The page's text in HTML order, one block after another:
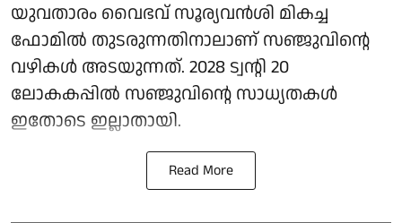
യുവതാരം വൈഭവ് സൂര്യവൻശി മികച്ച
ഫോമിൽ തുടരുന്നതിനാലാണ് സഞ്ജുവിന്റെ
വഴികൾ അടയുന്നത്. 2028 ട്വന്റി 20
ലോകകപ്പിൽ സഞ്ജുവിന്റെ സാധ്യതകൾ
ഇതോടെ ഇല്ലാതായി.
Read More